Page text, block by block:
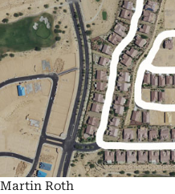
Martin Roth